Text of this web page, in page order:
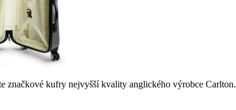
značkové kufry nejvyšší kvality anglického výrobce Carlton.